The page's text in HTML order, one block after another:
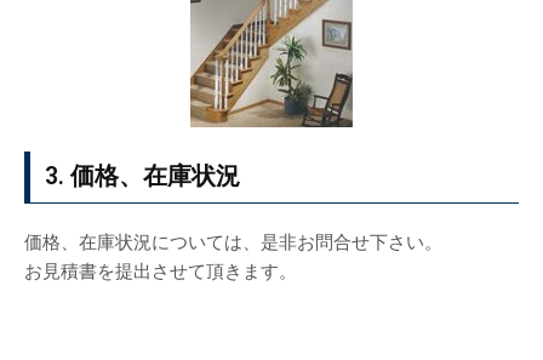
3. 価格、在庫状況
価格、在庫状況については、是非お問合せ下さい。
お見積書を提出させて頂きます。